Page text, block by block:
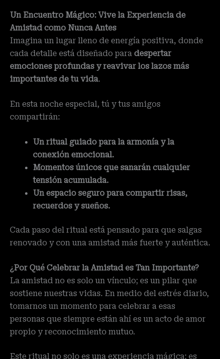
Un Encuentro Mágico: Vive la Experiencia de
Amistad como Nunca Antes
Imagina un lugar lleno de energía positiva, donde
cada detalle está diseñado para despertar
emociones profundas y reavivar los lazos más
importantes de tu vida.
En esta noche especial, tú y tus amigos
compartirán:
Un ritual guiado para la armonía y la
conexión emocional.
Momentos únicos que sanarán cualquier
tensión acumulada.
Un espacio seguro para compartir risas,
recuerdos y sueños.
Cada paso del ritual está pensado para que salgas
renovado y con una amistad más fuerte y auténtica.
¿Por Qué Celebrar la Amistad es Tan Importante?
La amistad no es solo un vínculo; es un pilar que
sostiene nuestras vidas. En medio del estrés diario,
tomarnos un momento para celebrar a esas
personas que siempre están ahí es un acto de amor
propio y reconocimiento mutuo.
Este ritual no solo es una experiencia mágica; es